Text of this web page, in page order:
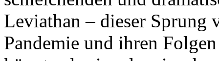
Leviathan – dieser Sprung
Pandemie und ihren